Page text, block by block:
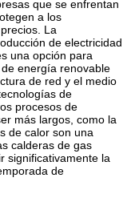
que se enfrentan
a los
La
de electricidad
una opción para
energía renovable
de red y el medio
de
procesos de
más largos, como la
de calor son una
calderas de gas
significativamente la
de